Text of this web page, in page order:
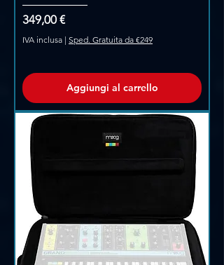
Prezzo
349,00 €
IVA inclusa | Sped. Gratuita da €249
Aggiungi al carrello